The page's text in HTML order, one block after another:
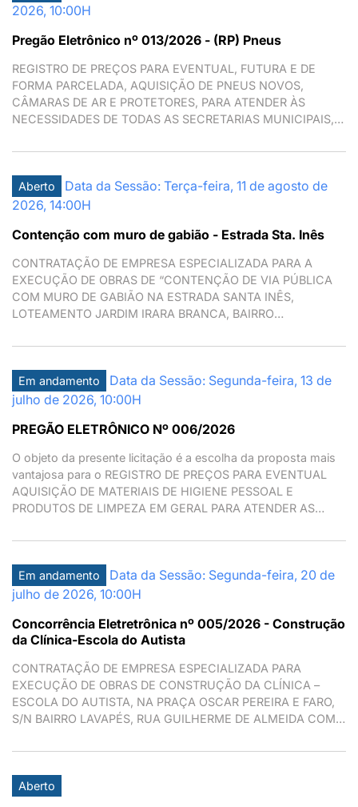
2026, 10:00H
Pregão Eletrônico nº 013/2026 - (RP) Pneus
REGISTRO DE PREÇOS PARA EVENTUAL, FUTURA E DE
FORMA PARCELADA, AQUISIÇÃO DE PNEUS NOVOS,
CÂMARAS DE AR E PROTETORES, PARA ATENDER ÀS
NECESSIDADES DE TODAS AS SECRETARIAS MUNICIPAIS,
SUBPREFEITURA DE MAIRIPORÃ/SP.
Aberto
Data da Sessão: Terça-feira, 11 de agosto de
2026, 14:00H
Contenção com muro de gabião - Estrada Sta. Inês
CONTRATAÇÃO DE EMPRESA ESPECIALIZADA PARA A
EXECUÇÃO DE OBRAS DE “CONTENÇÃO DE VIA PÚBLICA
COM MURO DE GABIÃO NA ESTRADA SANTA INÊS,
LOTEAMENTO JARDIM IRARA BRANCA, BAIRRO
Em andamento
Data da Sessão: Segunda-feira, 13 de
julho de 2026, 10:00H
PREGÃO ELETRÔNICO Nº 006/2026
O objeto da presente licitação é a escolha da proposta mais
vantajosa para o REGISTRO DE PREÇOS PARA EVENTUAL
AQUISIÇÃO DE MATERIAIS DE HIGIENE PESSOAL E
PRODUTOS DE LIMPEZA EM GERAL PARA ATENDER AS
PROCURADORIA E SUBPREFEITURA, conforme condições,
anexos.
Em andamento
Data da Sessão: Segunda-feira, 20 de
julho de 2026, 10:00H
Concorrência Eletretrônica nº 005/2026 - Construção
da Clínica-Escola do Autista
CONTRATAÇÃO DE EMPRESA ESPECIALIZADA PARA
EXECUÇÃO DE OBRAS DE CONSTRUÇÃO DA CLÍNICA –
ESCOLA DO AUTISTA, NA PRAÇA OSCAR PEREIRA E FARO,
S/N BAIRRO LAVAPÉS, RUA GUILHERME DE ALMEIDA COM
Aberto